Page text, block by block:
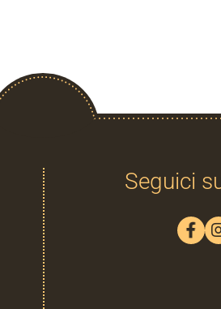
Seguici